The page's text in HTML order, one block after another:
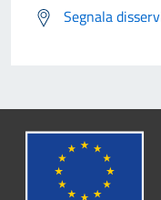
Segnala